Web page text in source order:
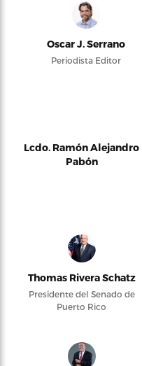
Oscar J. Serrano
Periodista Editor
Lcdo. Ramón Alejandro
Pabón
Thomas Rivera Schatz
Presidente del Senado de
Puerto Rico